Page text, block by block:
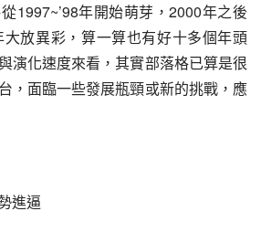
1997~’98年開始萌芽，2000年之後
放異彩，算一算也有好十多個年頭
演化速度來看，其實部落格已算是很
，面臨一些發展瓶頸或新的挑戰，應
進逼